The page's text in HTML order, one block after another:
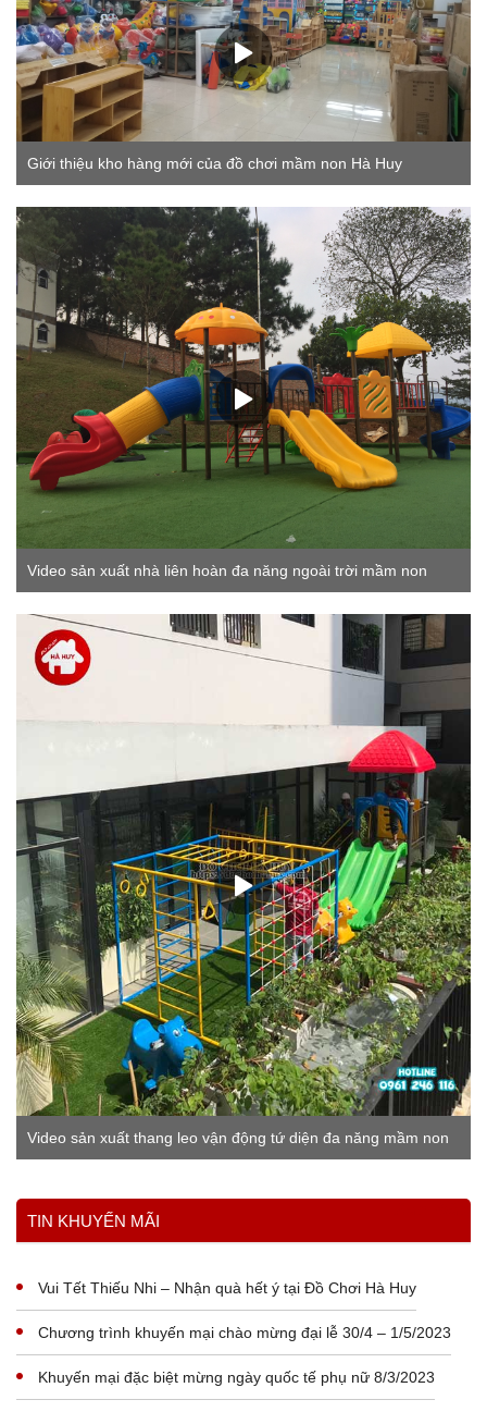
Giới thiệu kho hàng mới của đồ chơi mầm non Hà Huy
Video sản xuất nhà liên hoàn đa năng ngoài trời mầm non
Video sản xuất thang leo vận động tứ diện đa năng mầm non
Xem thêm
TIN KHUYẾN MÃI
Vui Tết Thiếu Nhi – Nhận quà hết ý tại Đồ Chơi Hà Huy
Chương trình khuyến mại chào mừng đại lễ 30/4 – 1/5/2023
Khuyến mại đặc biệt mừng ngày quốc tế phụ nữ 8/3/2023